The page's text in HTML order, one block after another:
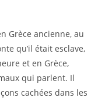
Grèce ancienne, au
qu’il était esclave,
et en Grèce,
qui parlent. Il
cachées dans les